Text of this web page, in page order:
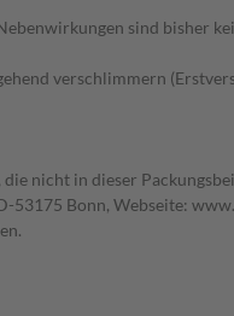
sind bisher
verschlimmern
nicht in dieser
Bonn, Webseite: